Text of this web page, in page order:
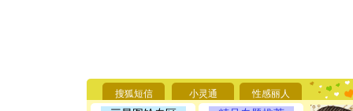
搜狐短信 小灵通 性感丽人
要平安！
[圣诞节]